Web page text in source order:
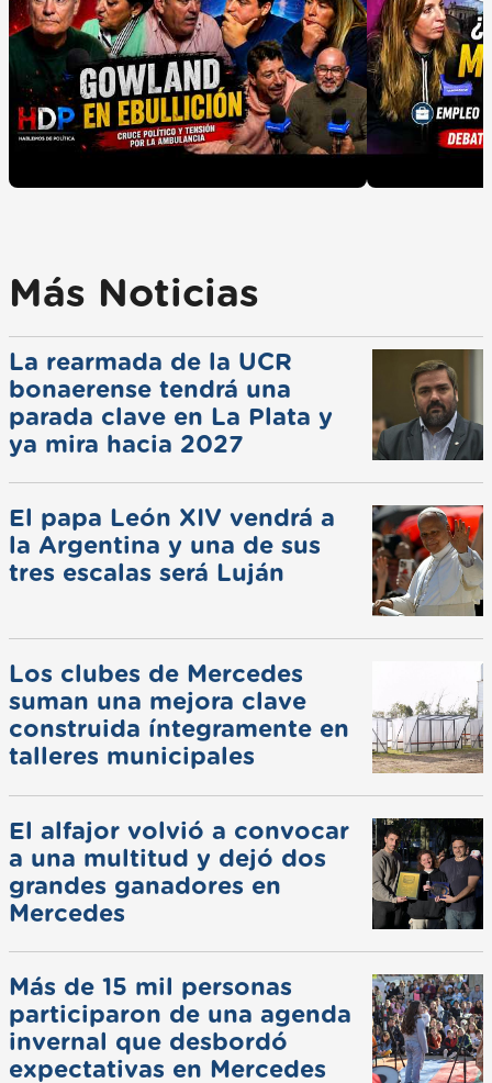
Más Noticias
La rearmada de la UCR
bonaerense tendrá una
parada clave en La Plata y
ya mira hacia 2027
El papa León XIV vendrá a
la Argentina y una de sus
tres escalas será Luján
Los clubes de Mercedes
suman una mejora clave
construida íntegramente en
talleres municipales
El alfajor volvió a convocar
a una multitud y dejó dos
grandes ganadores en
Mercedes
Más de 15 mil personas
participaron de una agenda
invernal que desbordó
expectativas en Mercedes